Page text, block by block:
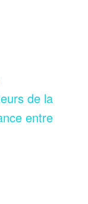
de la
entre